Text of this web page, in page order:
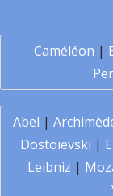
Caméléon |
Abel |
Dostoïevski |
Leibniz |